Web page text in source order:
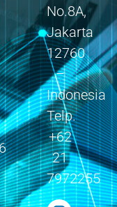
No.8A,
Jakarta
12760
–
Indonesia
Telp.
+62
21
7972255